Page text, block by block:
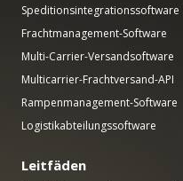
Speditionsintegrationssoftware
Frachtmanagement-Software
Multi-Carrier-Versandsoftware
Multicarrier-Frachtversand-API
Rampenmanagement-Software
Logistikabteilungssoftware
Leitfäden